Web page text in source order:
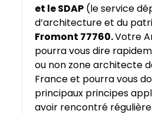
et le SDAP (le service
d’architecture et du
Fromont 77760.Votre
pourra vous dire
ou non zone architecte
France et pourra vous
principaux principes
avoir rencontré